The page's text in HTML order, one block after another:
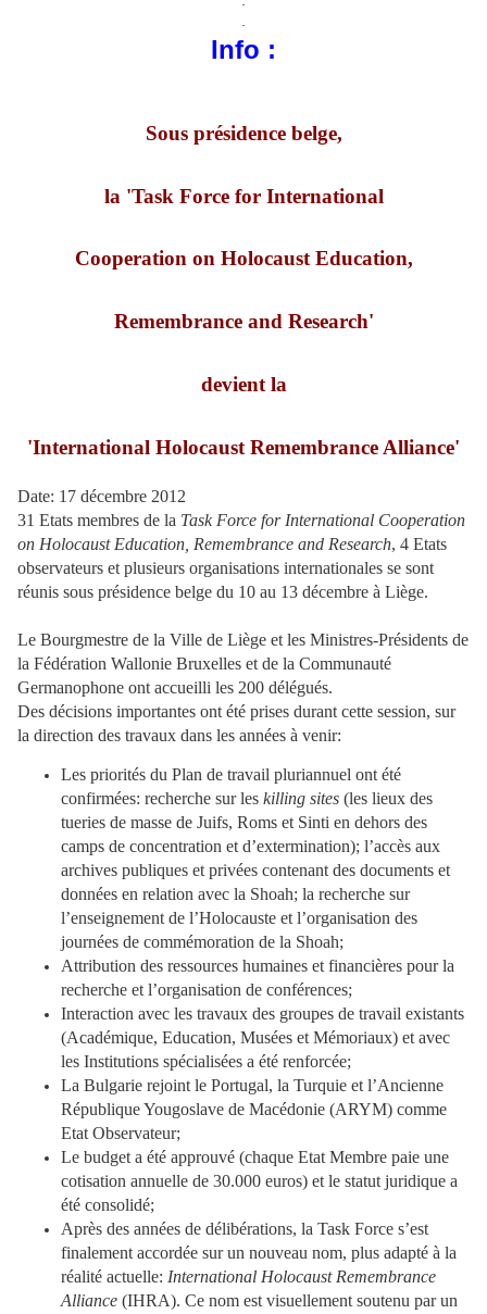
Info :
Sous présidence belge,
la 'Task Force for International
Cooperation on Holocaust Education,
Remembrance and Research'
devient la
'International Holocaust Remembrance Alliance'
Date: 17 décembre 2012
31 Etats membres de la Task Force for International Cooperation
on Holocaust Education, Remembrance and Research, 4 Etats
observateurs et plusieurs organisations internationales se sont
réunis sous présidence belge du 10 au 13 décembre à Liège.
Le Bourgmestre de la Ville de Liège et les Ministres-Présidents de
la Fédération Wallonie Bruxelles et de la Communauté
Germanophone ont accueilli les 200 délégués.
Des décisions importantes ont été prises durant cette session, sur
la direction des travaux dans les années à venir:
Les priorités du Plan de travail pluriannuel ont été
confirmées: recherche sur les killing sites (les lieux des
tueries de masse de Juifs, Roms et Sinti en dehors des
camps de concentration et d’extermination); l’accès aux
archives publiques et privées contenant des documents et
données en relation avec la Shoah; la recherche sur
l’enseignement de l’Holocauste et l’organisation des
journées de commémoration de la Shoah;
Attribution des ressources humaines et financières pour la
recherche et l’organisation de conférences;
Interaction avec les travaux des groupes de travail existants
(Académique, Education, Musées et Mémoriaux) et avec
les Institutions spécialisées a été renforcée;
La Bulgarie rejoint le Portugal, la Turquie et l’Ancienne
République Yougoslave de Macédonie (ARYM) comme
Etat Observateur;
Le budget a été approuvé (chaque Etat Membre paie une
cotisation annuelle de 30.000 euros) et le statut juridique a
été consolidé;
Après des années de délibérations, la Task Force s’est
finalement accordée sur un nouveau nom, plus adapté à la
réalité actuelle: International Holocaust Remembrance
Alliance (IHRA). Ce nom est visuellement soutenu par un